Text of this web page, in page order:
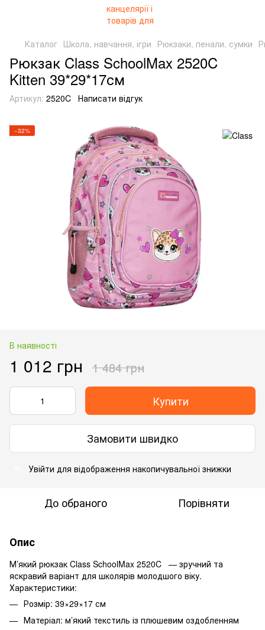
Каталог Школа, навчання, ігри Рюкзаки, пенали, сумки
Рюкзак Class SchoolMax 2520C
Kitten 39*29*17см
Артикул: 2520C Написати відгук
−32%
В наявності
1 012 грн 1 484 грн
Купити
Замовити швидко
Увійти для відображення накопичувальної знижки
До обраного Порівняти
Опис
М’який рюкзак Class SchoolMax 2520C — зручний та
яскравий варіант для школярів молодшого віку.
Характеристики:
Розмір: 39×29×17 см
Матеріал: м’який текстиль із плюшевим оздобленням